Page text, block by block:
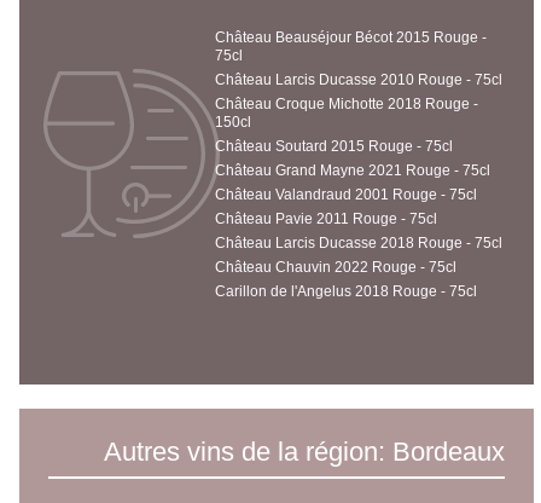
Château Beauséjour Bécot 2015 Rouge -
75cl
Château Larcis Ducasse 2010 Rouge - 75cl
Château Croque Michotte 2018 Rouge -
150cl
Château Soutard 2015 Rouge - 75cl
Château Grand Mayne 2021 Rouge - 75cl
Château Valandraud 2001 Rouge - 75cl
Château Pavie 2011 Rouge - 75cl
Château Larcis Ducasse 2018 Rouge - 75cl
Château Chauvin 2022 Rouge - 75cl
Carillon de l'Angelus 2018 Rouge - 75cl
Autres vins de la région: Bordeaux